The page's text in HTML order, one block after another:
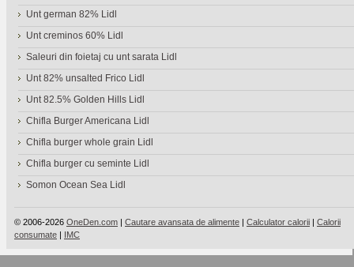
Unt german 82% Lidl
Unt creminos 60% Lidl
Saleuri din foietaj cu unt sarata Lidl
Unt 82% unsalted Frico Lidl
Unt 82.5% Golden Hills Lidl
Chifla Burger Americana Lidl
Chifla burger whole grain Lidl
Chifla burger cu seminte Lidl
Somon Ocean Sea Lidl
© 2006-2026 OneDen.com | Cautare avansata de alimente | Calculator calorii | Calorii
consumate | IMC